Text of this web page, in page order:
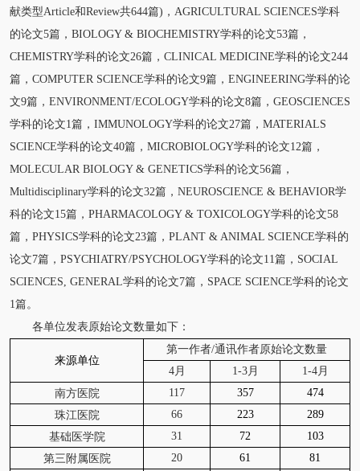
献类型Article和Review共644篇)，AGRICULTURAL SCIENCES学科
的论文5篇，BIOLOGY & BIOCHEMISTRY学科的论文53篇，
CHEMISTRY学科的论文26篇，CLINICAL MEDICINE学科的论文244
篇，COMPUTER SCIENCE学科的论文9篇，ENGINEERING学科的论
文9篇，ENVIRONMENT/ECOLOGY学科的论文8篇，GEOSCIENCES
学科的论文1篇，IMMUNOLOGY学科的论文27篇，MATERIALS
SCIENCE学科的论文40篇，MICROBIOLOGY学科的论文12篇，
MOLECULAR BIOLOGY & GENETICS学科的论文56篇，
Multidisciplinary学科的论文32篇，NEUROSCIENCE & BEHAVIOR学
科的论文15篇，PHARMACOLOGY & TOXICOLOGY学科的论文58
篇，PHYSICS学科的论文23篇，PLANT & ANIMAL SCIENCE学科的
论文7篇，PSYCHIATRY/PSYCHOLOGY学科的论文11篇，SOCIAL
SCIENCES, GENERAL学科的论文7篇，SPACE SCIENCE学科的论文
1篇。
各单位发表原始论文数量如下：
来源单位
第一作者/通讯作者原始论文数量
4月
1-3月
1-4月
南方医院
117 357
474
珠江医院
66 223
289
基础医学院
31 72
103
第三附属医院
20 61
81